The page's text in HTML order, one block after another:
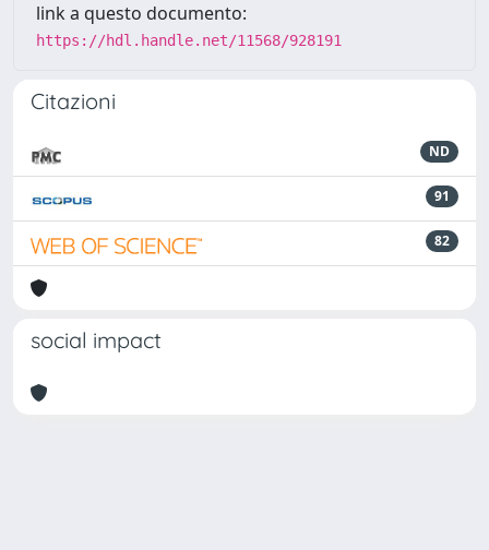
link a questo documento:
https://hdl.handle.net/11568/928191
Citazioni
ND
91
82
social impact